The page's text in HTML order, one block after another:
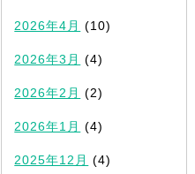
2026年4月 (10)
2026年3月 (4)
2026年2月 (2)
2026年1月 (4)
2025年12月 (4)